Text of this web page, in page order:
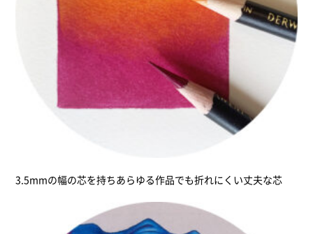
3.5mmの幅の芯を持ちあらゆる作品でも折れにくい丈夫な芯